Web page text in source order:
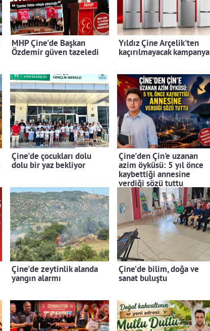
MHP Çine'de Başkan
Özdemir güven tazeledi
Yıldız Çine Arçelik'ten
kaçırılmayacak kampanya
Çine'de çocukları dolu
dolu bir yaz bekliyor
Çine'den Çin'e uzanan
azim öyküsü: 5 yıl önce
kaybettiği annesine
verdiği sözü tuttu
Çine'de zeytinlik alanda
yangın alarmı
Çine’de bilim, doğa ve
sanat buluştu